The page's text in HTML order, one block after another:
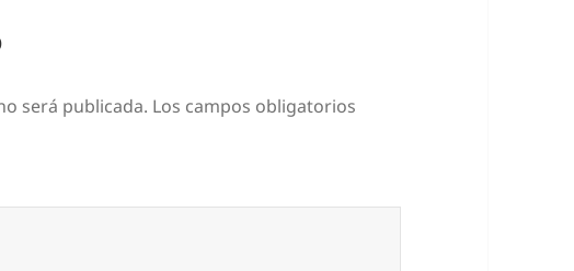
será publicada. Los campos obligatorios